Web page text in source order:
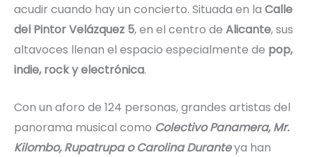
acudir cuando hay un concierto. Situada en la Calle
del Pintor Velázquez 5, en el centro de Alicante, sus
altavoces llenan el espacio especialmente de pop,
indie, rock y electrónica.
Con un aforo de 124 personas, grandes artistas del
panorama musical como Colectivo Panamera, Mr.
Kilombo, Rupatrupa o Carolina Duranteya han